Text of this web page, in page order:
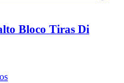
Bloco Tiras Di